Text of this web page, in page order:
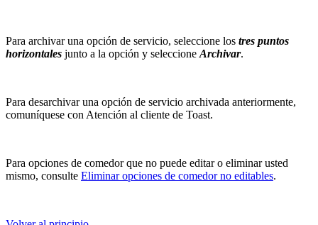
Para archivar una opción de servicio, seleccione los tres puntos
horizontales junto a la opción y seleccione Archivar.
Para desarchivar una opción de servicio archivada anteriormente,
comuníquese con Atención al cliente de Toast.
Para opciones de comedor que no puede editar o eliminar usted
mismo, consulte Eliminar opciones de comedor no editables.